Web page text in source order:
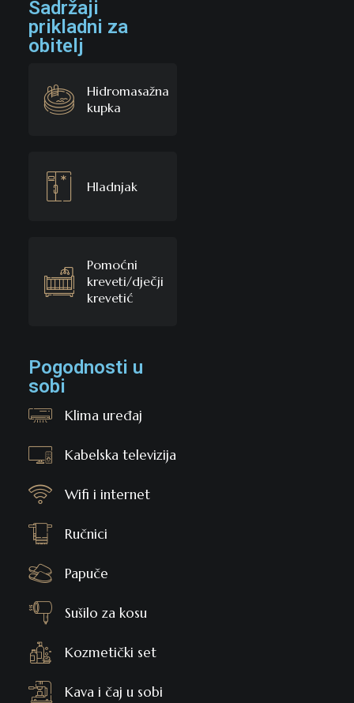
Sadržaji
prikladni za
obitelj
Hidromasažna
kupka
Hladnjak
Pomoćni
kreveti/dječji
krevetić
Pogodnosti u
sobi
Klima uređaj
Kabelska televizija
Wifi i internet
Ručnici
Papuče
Sušilo za kosu
Kozmetički set
Kava i čaj u sobi